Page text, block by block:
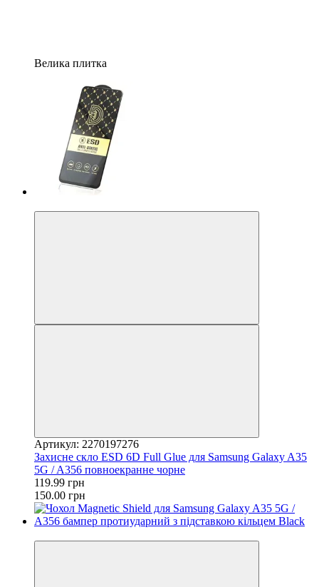
Велика плитка
Артикул: 2270197276
Захисне скло ESD 6D Full Glue для Samsung Galaxy A35
5G / A356 повноекранне чорне
119.99 грн
150.00 грн